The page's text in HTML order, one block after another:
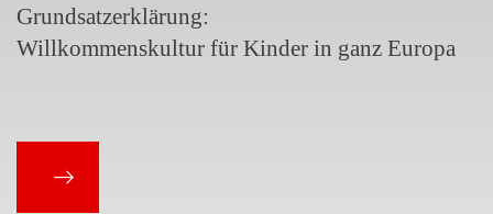
Grundsatzerklärung:
Willkommenskultur für Kinder in ganz Europa